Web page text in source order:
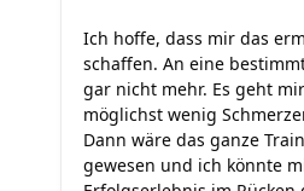
Ich hoffe, dass mir das
schaffen. An eine
gar nicht mehr. Es geht
möglichst wenig
Dann wäre das ganze
gewesen und ich könnte